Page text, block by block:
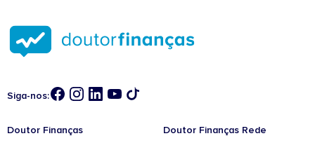
Siga-nos:
Doutor Finanças Doutor Finanças Rede